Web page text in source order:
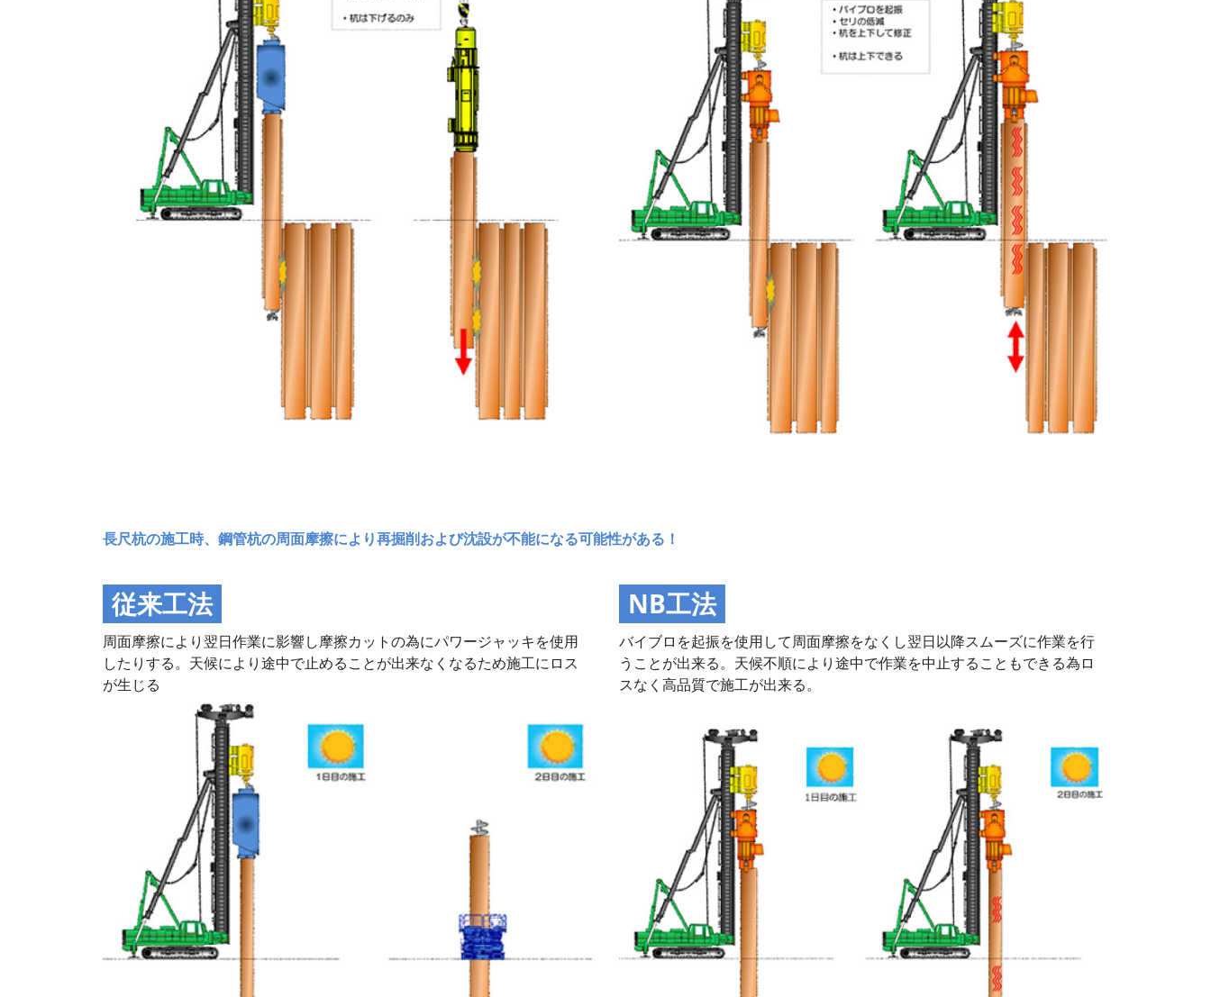
長尺杭の施工時、鋼管杭の周面摩擦により再掘削および沈設が不能になる可能性がある！
従来工法
周面摩擦により翌日作業に影響し摩擦カットの為にパワージャッキを使用
したりする。天候により途中で止めることが出来なくなるため施工にロス
が生じる
NB工法
バイブロを起振を使用して周面摩擦をなくし翌日以降スムーズに作業を行
うことが出来る。天候不順により途中で作業を中止することもできる為ロ
スなく高品質で施工が出来る。